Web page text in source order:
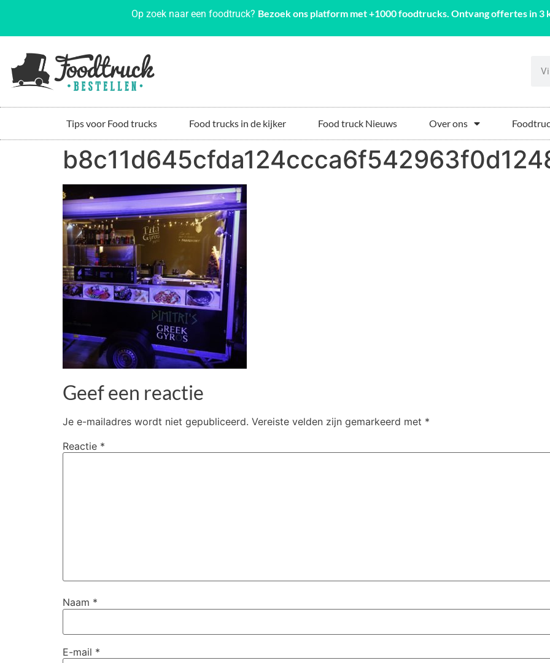
Op zoek naar een foodtruck? Bezoek ons platform met +1000 foodtrucks. Ontvang offertes in 3
Tips voor Food trucks Food trucks in de kijker Food truck Nieuws Over ons
Geef een reactie
Je e-mailadres wordt niet gepubliceerd. Vereiste velden zijn gemarkeerd met *
Reactie *
Naam *
E-mail *